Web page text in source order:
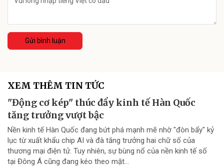
Gửi bình luận
XEM THÊM TIN TỨC
"Động cơ kép" thúc đẩy kinh tế Hàn Quốc
tăng trưởng vượt bậc
Nền kinh tế Hàn Quốc đang bứt phá mạnh mẽ nhờ "đòn bẩy" kỷ
lục từ xuất khẩu chip AI và đà tăng trưởng hai chữ số của
thương mại điện tử. Tuy nhiên, sự bùng nổ của nền kinh tế số
tại Đông Á cũng đang kéo theo mặt...